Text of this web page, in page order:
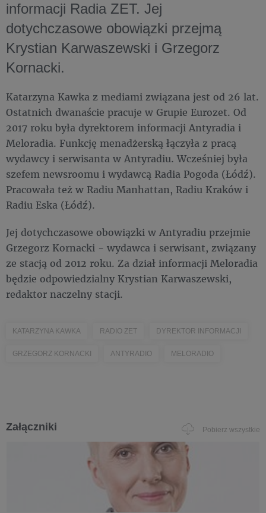
informacji Radia ZET. Jej
dotychczasowe obowiązki przejmą
Krystian Karwaszewski i Grzegorz
Kornacki.
Katarzyna Kawka z mediami związana jest od 26 lat.
Ostatnich dwanaście pracuje w Grupie Eurozet. Od
2017 roku była dyrektorem informacji Antyradia i
Meloradia. Funkcję menadżerską łączyła z pracą
wydawcy i serwisanta w Antyradiu. Wcześniej była
szefem newsroomu i wydawcą Radia Pogoda (Łódź).
Pracowała też w Radiu Manhattan, Radiu Kraków i
Radiu Eska (Łódź).
Jej dotychczasowe obowiązki w Antyradiu przejmie
Grzegorz Kornacki - wydawca i serwisant, związany
ze stacją od 2012 roku. Za dział informacji Meloradia
będzie odpowiedzialny Krystian Karwaszewski,
redaktor naczelny stacji.
KATARZYNA KAWKA RADIO ZET DYREKTOR INFORMACJI
GRZEGORZ KORNACKI ANTYRADIO MELORADIO
Załączniki Pobierz wszystkie